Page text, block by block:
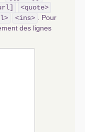
<quote>
<ins>
. Pour
des lignes